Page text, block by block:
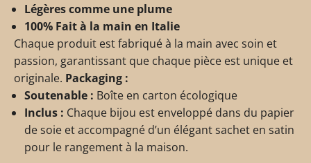
Légères comme une plume
100% Fait à la main en Italie
Chaque produit est fabriqué à la main avec soin et
passion, garantissant que chaque pièce est unique et
originale. Packaging :
Soutenable : Boîte en carton écologique
Inclus : Chaque bijou est enveloppé dans du papier
de soie et accompagné d’un élégant sachet en satin
pour le rangement à la maison.